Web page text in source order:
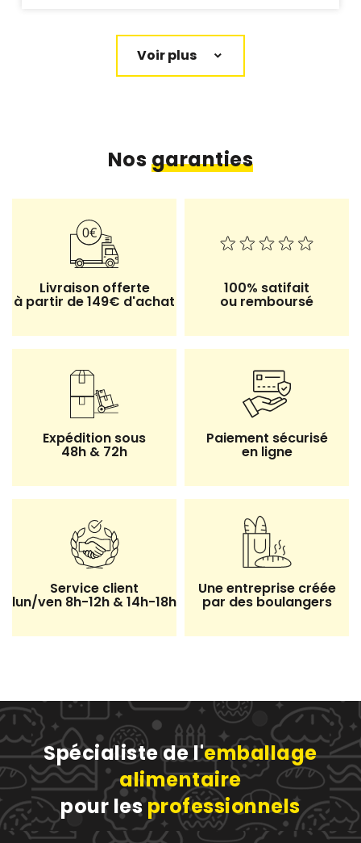
Voir plus
Nosgaranties
Livraison offerte
à partir de 149€ d'achat
100% satifait
ou remboursé
Expédition sous
48h & 72h
Paiement sécurisé
en ligne
Service client
lun/ven 8h-12h & 14h-18h
Une entreprise créée
par des boulangers
Spécialiste de l'emballage
alimentaire
pour lesprofessionnels